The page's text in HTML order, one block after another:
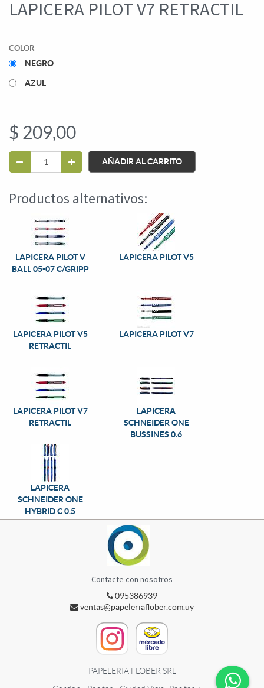
LAPICERA PILOT V7 RETRACTIL
COLOR
NEGRO
AZUL
$ 209,00
AÑADIR AL CARRITO
Productos alternativos:
LAPICERA PILOT V
BALL 05-07 C/GRIPP
LAPICERA PILOT V5
LAPICERA PILOT V5
RETRACTIL
LAPICERA PILOT V7
LAPICERA PILOT V7
RETRACTIL
LAPICERA
SCHNEIDER ONE
BUSSINES 0.6
LAPICERA
SCHNEIDER ONE
HYBRID C 0.5
Contacte con nosotros
095386939
ventas@papeleriaflober.com.uy
PAPELERIA FLOBER SRL